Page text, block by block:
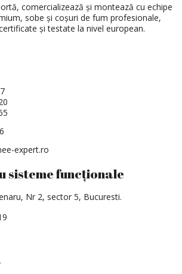
comercializează și montează cu echipe
sobe și coșuri de fum profesionale,
și testate la nivel european.
expert.ro
sisteme funcționale
Nr 2, sector 5, Bucuresti.